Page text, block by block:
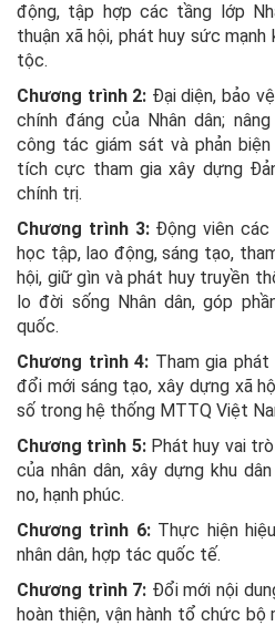
động, tập hợp các tầng lớp
thuận xã hội, phát huy sức
tộc.
Chương trình 2: Đại diện, bảo
chính đáng của Nhân dân;
công tác giám sát và phản
tích cực tham gia xây dựng
chính trị.
Chương trình 3: Động viên các
học tập, lao động, sáng tạo,
hội, giữ gìn và phát huy truyền
lo đời sống Nhân dân, góp
quốc.
Chương trình 4: Tham gia
đổi mới sáng tạo, xây dựng xã
số trong hệ thống MTTQ Việt
Chương trình 5:Phát huy vai
của nhân dân, xây dựng khu
no, hạnh phúc.
Chương trình 6: Thực hiện
nhân dân, hợp tác quốc tế.
Chương trình 7: Đổi mới nội
hoàn thiện, vận hành tổ chức bộ